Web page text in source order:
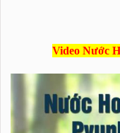
Video Nước